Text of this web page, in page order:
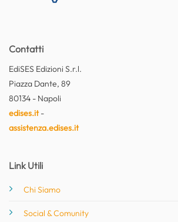
Contatti
EdiSES Edizioni S.r.l.
Piazza Dante, 89
80134 - Napoli
edises.it-
assistenza.edises.it
Link Utili
Chi Siamo
Social & Comunity